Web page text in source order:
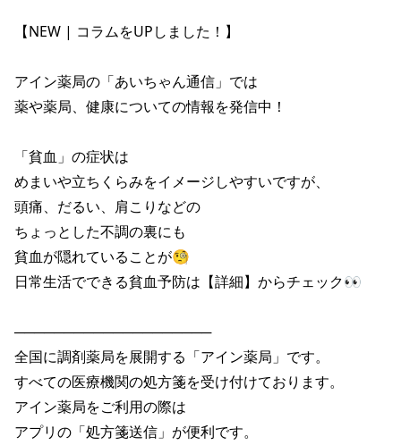
【NEW | コラムをUPしました！】
アイン薬局の「あいちゃん通信」では
薬や薬局、健康についての情報を発信中！
「貧血」の症状は
めまいや立ちくらみをイメージしやすいですが、
頭痛、だるい、肩こりなどの
ちょっとした不調の裏にも
貧血が隠れていることが🧐
日常生活でできる貧血予防は【詳細】からチェック👀
────────────────────
全国に調剤薬局を展開する「アイン薬局」です。
すべての医療機関の処方箋を受け付けております。
アイン薬局をご利用の際は
アプリの「処方箋送信」が便利です。